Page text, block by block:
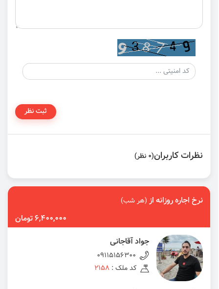
ثبت نظر
نظرات کاربران(0 نظر)
نرخ اجاره روزانه از(هر شب)
6,400,000 تومان
جواد آقاجانی
09115156300
کد ملک : 2158